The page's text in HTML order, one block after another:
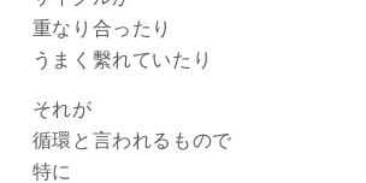
重なり合ったり
うまく繫れていたり
それが
循環と言われるもので
特に